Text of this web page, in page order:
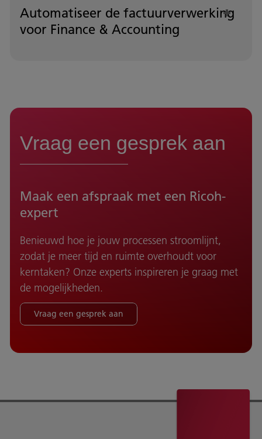
Automatiseer de factuurverwerking
voor Finance & Accounting
Vraag een gesprek aan
Maak een afspraak met een Ricoh-
expert
Benieuwd hoe je jouw processen stroomlijnt,
zodat je meer tijd en ruimte overhoudt voor
kerntaken? Onze experts inspireren je graag met
de mogelijkheden.
Vraag een gesprek aan